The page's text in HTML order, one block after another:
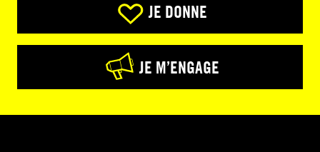
JE DONNE
JE M’ENGAGE